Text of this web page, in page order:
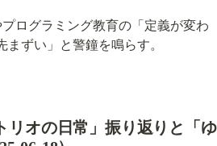
ログラミング教育の「定義が変わ
まずい」と警鐘を鳴らす。
リオの日常」振り返りと「ゆ